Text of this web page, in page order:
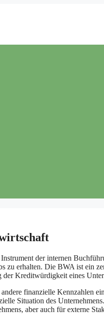
der internen
zu erhalten. Die BWA ist ein
Kreditwürdigkeit eines
finanzielle Kennzahlen
Situation des
aber auch für externe